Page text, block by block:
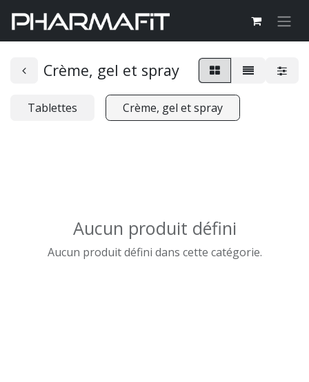
Crème, gel et spray
Tablettes Crème, gel et spray
Aucun produit défini
Aucun produit défini dans cette catégorie.